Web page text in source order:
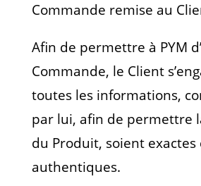
Commande remise au
Afin de permettre à PYM
Commande, le Client
toutes les informations,
par lui, afin de permettre
du Produit, soient exactes
authentiques.